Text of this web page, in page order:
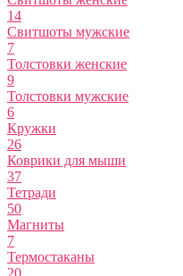
14
Свитшоты мужские
7
Толстовки женские
9
Толстовки мужские
6
Кружки
26
Коврики для мыши
37
Тетради
50
Магниты
7
Термостаканы